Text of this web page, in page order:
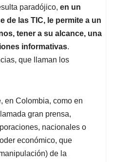
paradójico, en un
de las TIC, le permite a un
tener a su alcance, una
informativas.
que llaman los
en Colombia, como en
gran prensa,
nacionales o
económico, que
de la